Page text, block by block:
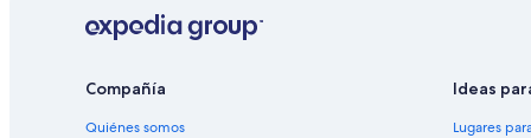
Alquiler de autos cerca de Avenida Santa Fe
Alquiler de autos cerca de Las Cañitas
Compañía
Quiénes somos
Ideas
Lugares